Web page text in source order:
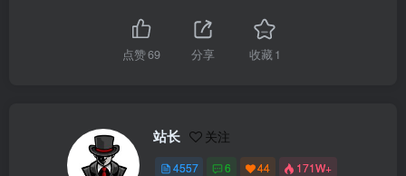
点赞69 分享 收藏1
站长 关注
4557 6 44 171W+